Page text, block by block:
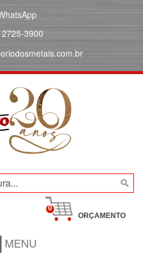
2725-3900
0
ORÇAMENTO
MENU